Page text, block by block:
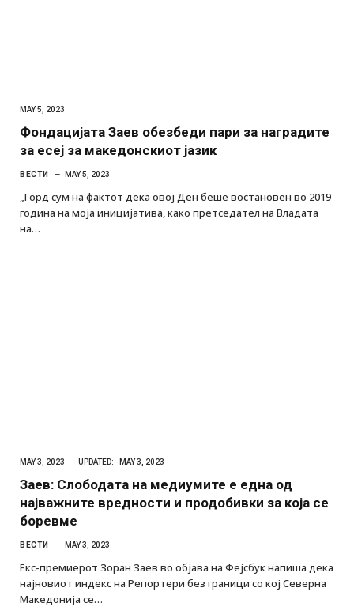
MAY 5, 2023
Фондацијата Заев обезбеди пари за наградите
за есеј за македонскиот јазик
ВЕСТИ MAY 5, 2023
„Горд сум на фактот дека овој Ден беше востановен во 2019
година на моја иницијатива, како претседател на Владата
на…
MAY 3, 2023 UPDATED: MAY 3, 2023
Заев: Слободата на медиумите е една од
најважните вредности и продобивки за која се
боревме
ВЕСТИ MAY 3, 2023
Екс-премиерот Зоран Заев во објава на Фејсбук напиша дека
најновиот индекс на Репортери без граници со кој Северна
Македонија се…